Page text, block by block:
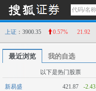
上证 ：3900.35 0.57% 21.92
最近浏览 我的自选
以下是热门股票
新易盛 421.87 -2.43